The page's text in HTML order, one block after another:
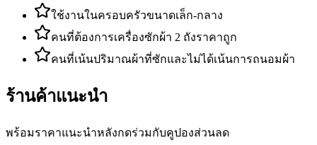
ใช้งานในครอบครัวขนาดเล็ก-กลาง
คนที่ต้องการเครื่องซักผ้า 2 ถังราคาถูก
คนที่เน้นปริมาณผ้าที่ซักและไม่ได้เน้นการถนอมผ้า
ร้านค้าแนะนำ
พร้อมราคาแนะนำหลังกดร่วมกับคูปองส่วนลด